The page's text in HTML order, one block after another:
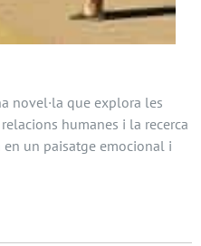
novel·la que explora les
humanes i la recerca
un paisatge emocional i